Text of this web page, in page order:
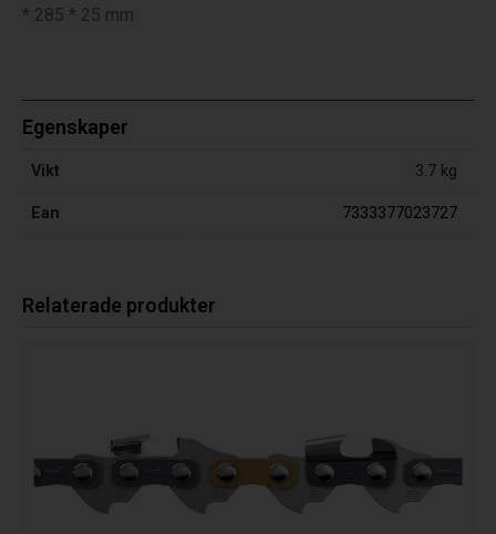
* 285 * 25 mm
Egenskaper
Vikt 3.7 kg
Ean 7333377023727
Relaterade produkter